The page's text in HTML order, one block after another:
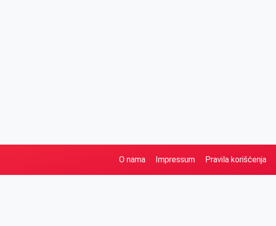
O nama Impressum Pravila korišćenja